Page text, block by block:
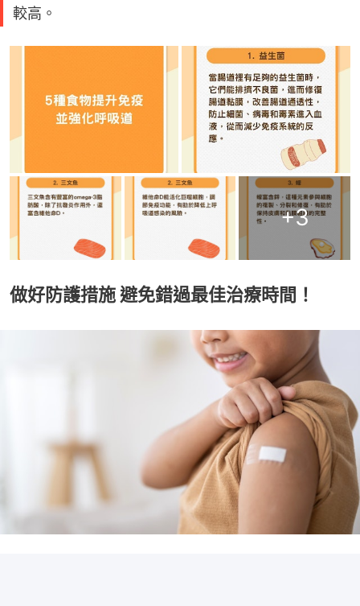
較高。
+3
做好防護措施 避免錯過最佳治療時間！